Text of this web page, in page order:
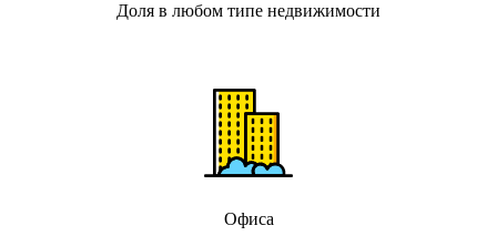
Доля в любом типе недвижимости
Офиса